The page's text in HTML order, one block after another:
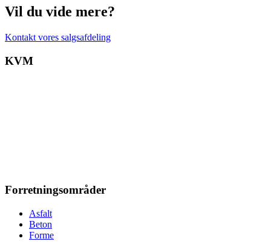
Vil du vide mere?
Kontakt vores salgsafdeling
KVM
Forretningsområder
Asfalt
Beton
Forme